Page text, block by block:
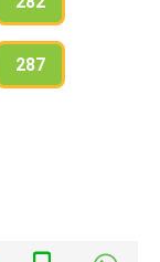
287